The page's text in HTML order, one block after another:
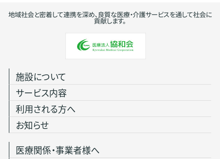
地域社会と密着して連携を深め、良質な医療・介護サービスを通して社会に
貢献します。
施設について
サービス内容
利用される方へ
お知らせ
医療関係・事業者様へ